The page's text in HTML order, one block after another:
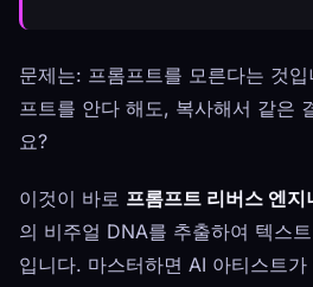
문제는: 프롬프트를 모른다는 것
프트를 안다 해도, 복사해서 같은
요?
이것이 바로 프롬프트 리버스 엔지
의 비주얼 DNA를 추출하여 텍스
입니다. 마스터하면 AI 아티스트